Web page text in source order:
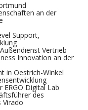
an der
Support,
Vertrieb
Innovation an der
in Oestrich-Winkel
ERGO Digital Lab
des
Virado